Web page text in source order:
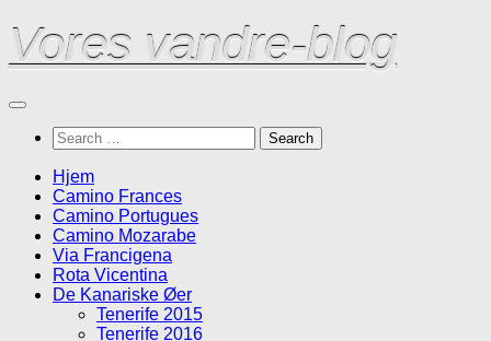
Skip
to
content
Vores vandre-blog
Search
for:
Hjem
Camino Frances
Camino Portugues
Camino Mozarabe
Via Francigena
Rota Vicentina
De Kanariske Øer
Tenerife 2015
Tenerife 2016